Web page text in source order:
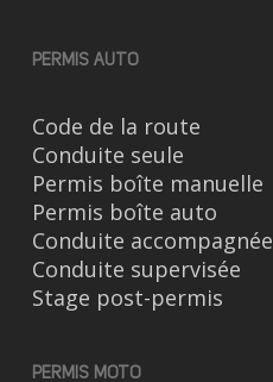
PERMIS AUTO
Code de la route
Conduite seule
Permis boîte manuelle
Permis boîte auto
Conduite accompagnée
Conduite supervisée
Stage post-permis
PERMIS MOTO